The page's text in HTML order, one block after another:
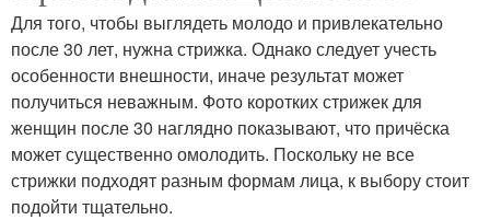
Для того, чтобы выглядеть молодо и привлекательно
после 30 лет, нужна стрижка. Однако следует учесть
особенности внешности, иначе результат может
получиться неважным. Фото коротких стрижек для
женщин после 30 наглядно показывают, что причёска
может существенно омолодить. Поскольку не все
стрижки подходят разным формам лица, к выбору стоит
подойти тщательно.